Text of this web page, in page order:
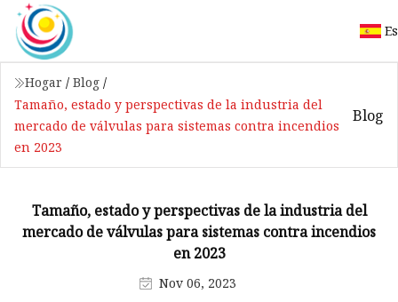
Hogar / Blog /
Tamaño, estado y perspectivas de la industria del
mercado de válvulas para sistemas contra incendios
en 2023
Blog
Tamaño, estado y perspectivas de la industria del
mercado de válvulas para sistemas contra incendios
en 2023
Nov 06, 2023